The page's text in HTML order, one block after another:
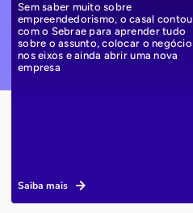
Sem saber muito sobre
empreendedorismo, o casal contou
com o Sebrae para aprender tudo
sobre o assunto, colocar o negócio
nos eixos e ainda abrir uma nova
empresa
Saiba mais